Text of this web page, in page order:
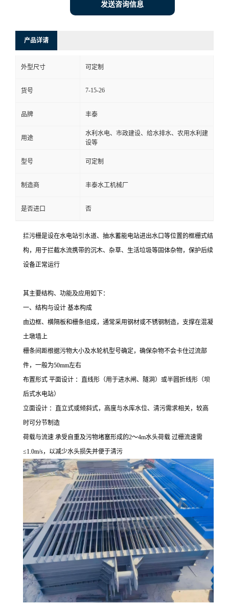
发送咨询信息
产品详请
外型尺寸 可定制
货号 7-15-26
品牌 丰泰
用途
水利水电、市政建设、给水排水、农用水利建
设等
型号 可定制
制造商 丰泰水工机械厂
是否进口 否
拦污栅是设在水电站引水道、抽水蓄能电站进出水口等位置的框栅式结
构，用于拦截水流携带的沉木、杂草、生活垃圾等固体杂物，保护后续
设备正常运行
其主要结构、功能及应用如下：
一、结构与设计 基本构成
由边框、横隔板和栅条组成，通常采用钢材或不锈钢制造，支撑在混凝
土墩墙上
栅条间距根据污物大小及水轮机型号确定，确保杂物不会卡住过流部
件，一般为50mm左右
布置形式 平面设计 ：直线形（用于进水闸、隧洞）或半圆折线形（坝
后式水电站）
立面设计 ：直立式或倾斜式，高度与水库水位、清污需求相关，较高
时可分节制造
荷载与流速 承受自重及污物堵塞形成的2～4m水头荷载 过栅流速需
≤1.0m/s，以减少水头损失并便于清污